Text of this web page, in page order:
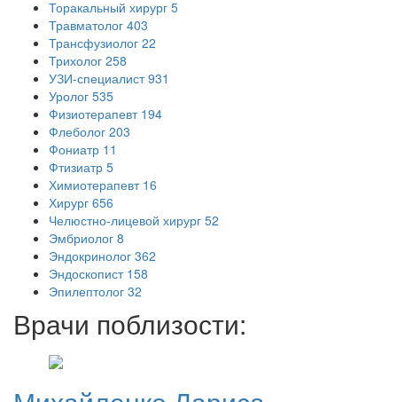
Торакальный хирург 5
Травматолог 403
Трансфузиолог 22
Трихолог 258
УЗИ-специалист 931
Уролог 535
Физиотерапевт 194
Флеболог 203
Фониатр 11
Фтизиатр 5
Химиотерапевт 16
Хирург 656
Челюстно-лицевой хирург 52
Эмбриолог 8
Эндокринолог 362
Эндоскопист 158
Эпилептолог 32
Врачи поблизости: